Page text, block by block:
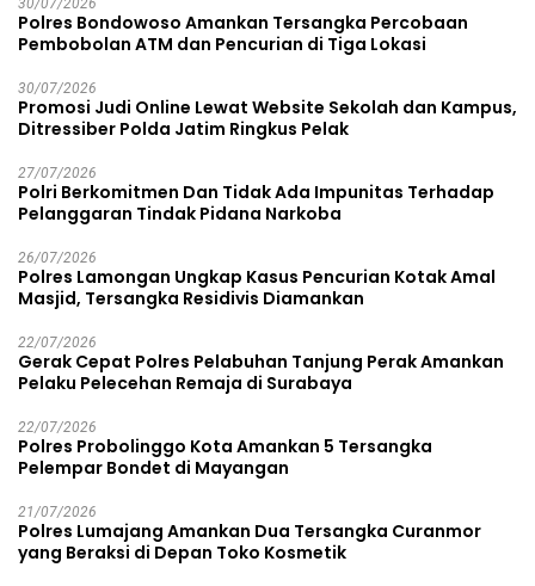
30/07/2026
Polres Bondowoso Amankan Tersangka Percobaan
Pembobolan ATM dan Pencurian di Tiga Lokasi
30/07/2026
Promosi Judi Online Lewat Website Sekolah dan Kampus,
Ditressiber Polda Jatim Ringkus Pelak
27/07/2026
Polri Berkomitmen Dan Tidak Ada Impunitas Terhadap
Pelanggaran Tindak Pidana Narkoba
26/07/2026
Polres Lamongan Ungkap Kasus Pencurian Kotak Amal
Masjid, Tersangka Residivis Diamankan
22/07/2026
Gerak Cepat Polres Pelabuhan Tanjung Perak Amankan
Pelaku Pelecehan Remaja di Surabaya
22/07/2026
Polres Probolinggo Kota Amankan 5 Tersangka
Pelempar Bondet di Mayangan
21/07/2026
Polres Lumajang Amankan Dua Tersangka Curanmor
yang Beraksi di Depan Toko Kosmetik